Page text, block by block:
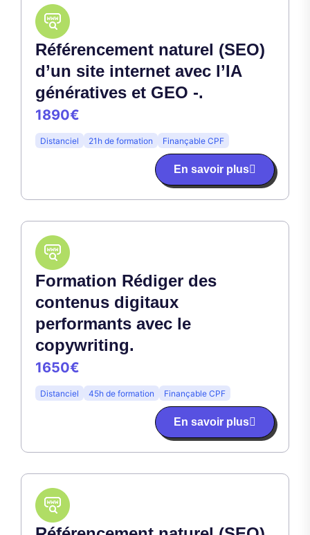
Référencement naturel (SEO)
d’un site internet avec l’IA
génératives et GEO -.
1890€
Distanciel 21h de formation Finançable CPF
En savoir plus
Formation Rédiger des
contenus digitaux
performants avec le
copywriting.
1650€
Distanciel 45h de formation Finançable CPF
En savoir plus